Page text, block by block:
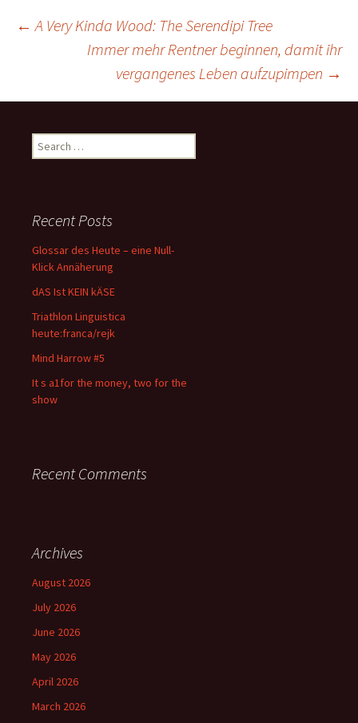
Post
navigation
← A Very Kinda Wood: The Serendipi Tree
Immer mehr Rentner beginnen, damit ihr
vergangenes Leben aufzupimpen →
Search
for:
Recent Posts
Glossar des Heute – eine Null-
Klick Annäherung
dAS Ist KEIN kÄSE
Triathlon Linguistica
heute:franca/rejk
Mind Harrow #5
It s a1for the money, two for the
show
Recent Comments
Archives
August 2026
July 2026
June 2026
May 2026
April 2026
March 2026